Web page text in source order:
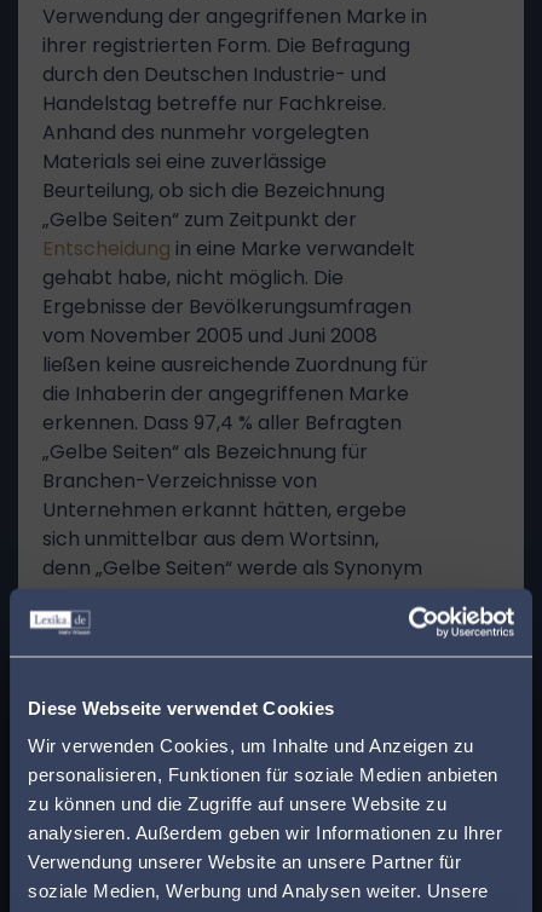
Diese Webseite verwendet Cookies
Wir verwenden Cookies, um Inhalte und Anzeigen zu
personalisieren, Funktionen für soziale Medien anbieten
zu können und die Zugriffe auf unsere Website zu
analysieren. Außerdem geben wir Informationen zu Ihrer
Verwendung unserer Website an unsere Partner für
soziale Medien, Werbung und Analysen weiter. Unsere
Verwendung der angegriffenen Marke in
ihrer registrierten Form. Die Befragung
durch den Deutschen Industrie- und
Handelstag betreffe nur Fachkreise.
Anhand des nunmehr vorgelegten
Materials sei eine zuverlässige
Beurteilung, ob sich die Bezeichnung
„Gelbe Seiten“ zum Zeitpunkt der
Entscheidung in eine Marke verwandelt
gehabt habe, nicht möglich. Die
Ergebnisse der Bevölkerungsumfragen
vom November 2005 und Juni 2008
ließen keine ausreichende Zuordnung für
die Inhaberin der angegriffenen Marke
erkennen. Dass 97,4 % aller Befragten
„Gelbe Seiten“ als Bezeichnung für
Branchen-Verzeichnisse von
Unternehmen erkannt hätten, ergebe
sich unmittelbar aus dem Wortsinn,
denn „Gelbe Seiten“ werde als Synonym
Daraus lasse sich nichts über eine
markenrechtliche Zuordnung zu dem
ableiten. Selbst wenn man zugunsten
der Antragsgegnerin die
Benutzungshandlungen der D… P… AG, D…
B…, ehemaligen (D…) B… und der D… P…
der Antragsgegnerin zurechne, seien die
falschen Zuordnungen, einschließlich der
Nennungen der (D…) T… (AG),
Finden Sie den
passenden Anwalt in
Ihrer Nähe!
Geben Sie Ihre Postleitzahl ein, um beim Lesen
eines Beitrags sofort einen kompetenten